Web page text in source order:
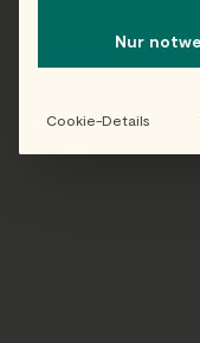
Folge uns auf
Nur
Cookie-Details